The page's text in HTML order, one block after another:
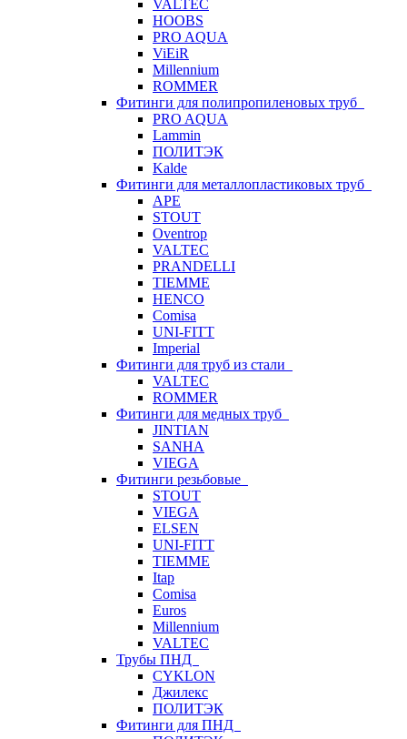
VALTEC
HOOBS
PRO AQUA
ViEiR
Millennium
ROMMER
Фитинги для полипропиленовых труб
PRO AQUA
Lammin
ПОЛИТЭК
Kalde
Фитинги для металлопластиковых труб
APE
STOUT
Oventrop
VALTEC
PRANDELLI
TIEMME
HENCO
Comisa
UNI-FITT
Imperial
Фитинги для труб из стали
VALTEC
ROMMER
Фитинги для медных труб
JINTIAN
SANHA
VIEGA
Фитинги резьбовые
STOUT
VIEGA
ELSEN
UNI-FITT
TIEMME
Itap
Comisa
Euros
Millennium
VALTEC
Трубы ПНД
CYKLON
Джилекс
ПОЛИТЭК
Фитинги для ПНД